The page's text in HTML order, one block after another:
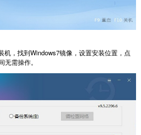
机，找到Windows7镜像，设置安装位置，点
无需操作。